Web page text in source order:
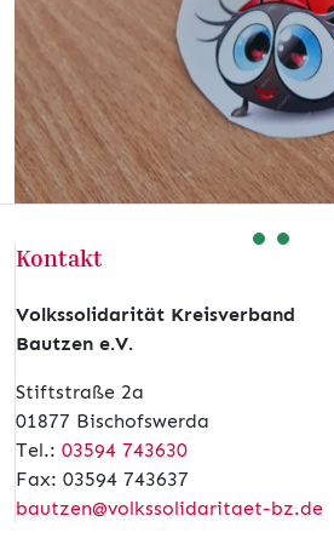
Kontakt
Volkssolidarität Kreisverband
Bautzen e.V.
Stiftstraße 2a
01877 Bischofswerda
Tel.: 03594 743630
Fax: 03594 743637
bautzen@volkssolidaritaet-bz.de